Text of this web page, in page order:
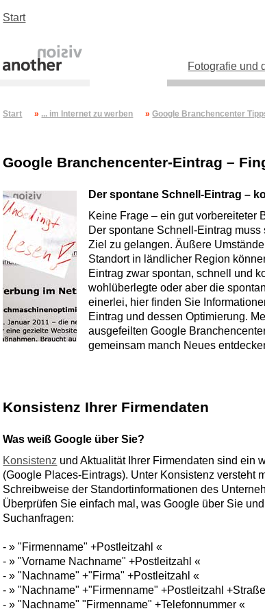
Start
Fotografie und
Start » ... im Internet zu werben »Google Branchencenter
Google Branchencenter-Eintrag –
Der spontane Schnell-Eintrag –
Keine Frage – ein gut vorbereiteter
Der spontane Schnell-Eintrag
Ziel zu gelangen. Äußere
Standort in ländlicher Region
Eintrag zwar spontan, schnell und
wohlüberlegte oder aber die
einerlei, hier finden Sie
Eintrag und dessen Optimierung.
ausgefeilten Google
gemeinsam manch Neues
Konsistenz Ihrer Firmendaten
Was weiß Google über Sie?
Konsistenz und Aktualität Ihrer Firmendaten sind ein
(Google Places-Eintrags). Unter Konsistenz versteht
Schreibweise der Standortinformationen des
Überprüfen Sie einfach mal, was Google über Sie
Suchanfragen:
- » "Firmenname" +Postleitzahl «
- » "Vorname Nachname" +Postleitzahl «
- » "Nachname" +"Firma" +Postleitzahl «
- » "Nachname" +"Firmenname" +Postleitzahl
- » "Nachname" "Firmenname" +Telefonnummer «